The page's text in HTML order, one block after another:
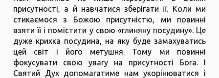
присутності, а й навчатися зберігати її. Коли ми
стикаємося з Божою присутністю, ми повинні
взяти її і помістити у свою «глиняну посудину». Це
дуже крихка посудина, на яку буде замахуватись
цей світ і його метушня. Тому ми повинні
фокусувати свою увагу на присутності Бога. І
Святий Дух допомагатиме нам укорінюватися і